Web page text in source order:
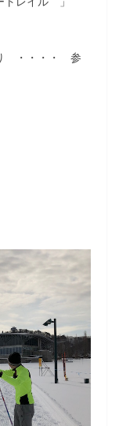
り ・・・・ 参